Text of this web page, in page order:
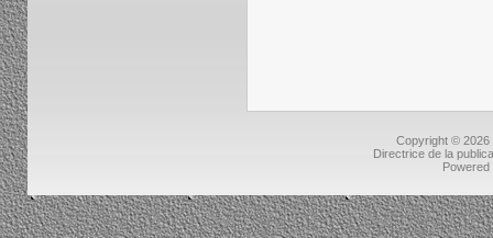
Copyright © 2026
Directrice de la